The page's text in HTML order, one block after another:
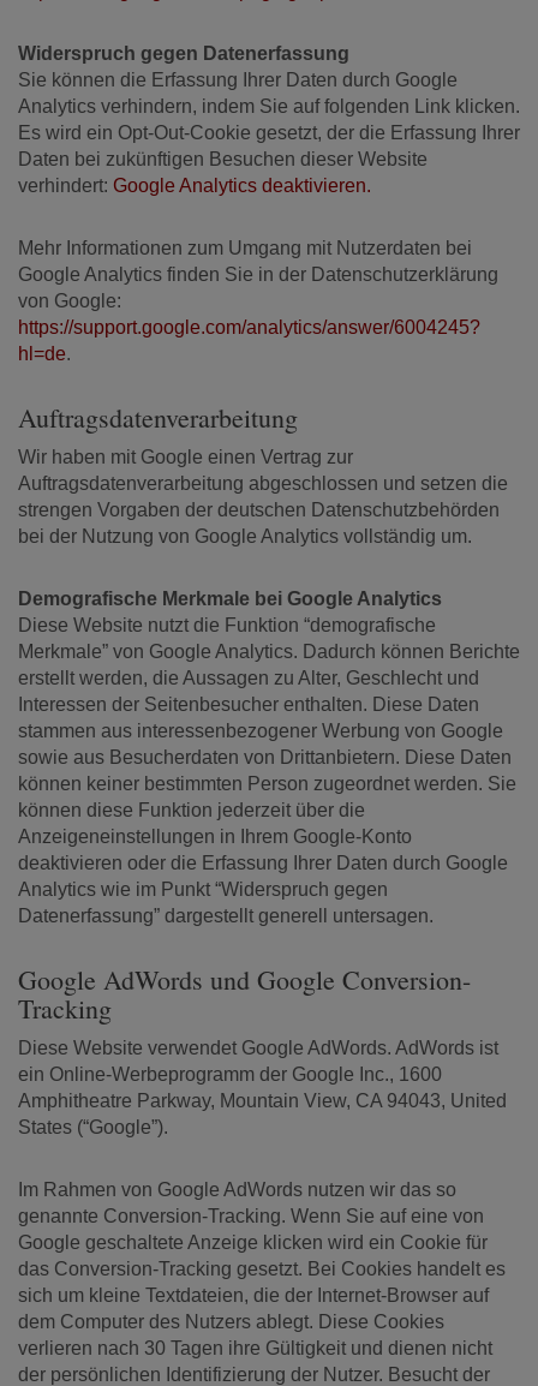
Widerspruch gegen Datenerfassung
Sie können die Erfassung Ihrer Daten durch Google
Analytics verhindern, indem Sie auf folgenden Link klicken.
Es wird ein Opt-Out-Cookie gesetzt, der die Erfassung Ihrer
Daten bei zukünftigen Besuchen dieser Website
verhindert: Google Analytics deaktivieren.
Mehr Informationen zum Umgang mit Nutzerdaten bei
Google Analytics finden Sie in der Datenschutzerklärung
von Google:
https://support.google.com/analytics/answer/6004245?
hl=de.
Auftragsdatenverarbeitung
Wir haben mit Google einen Vertrag zur
Auftragsdatenverarbeitung abgeschlossen und setzen die
strengen Vorgaben der deutschen Datenschutzbehörden
bei der Nutzung von Google Analytics vollständig um.
Demografische Merkmale bei Google Analytics
Diese Website nutzt die Funktion “demografische
Merkmale” von Google Analytics. Dadurch können Berichte
erstellt werden, die Aussagen zu Alter, Geschlecht und
Interessen der Seitenbesucher enthalten. Diese Daten
stammen aus interessenbezogener Werbung von Google
sowie aus Besucherdaten von Drittanbietern. Diese Daten
können keiner bestimmten Person zugeordnet werden. Sie
können diese Funktion jederzeit über die
Anzeigeneinstellungen in Ihrem Google-Konto
deaktivieren oder die Erfassung Ihrer Daten durch Google
Analytics wie im Punkt “Widerspruch gegen
Datenerfassung” dargestellt generell untersagen.
Google AdWords und Google Conversion-
Tracking
Diese Website verwendet Google AdWords. AdWords ist
ein Online-Werbeprogramm der Google Inc., 1600
Amphitheatre Parkway, Mountain View, CA 94043, United
States (“Google”).
Im Rahmen von Google AdWords nutzen wir das so
genannte Conversion-Tracking. Wenn Sie auf eine von
Google geschaltete Anzeige klicken wird ein Cookie für
das Conversion-Tracking gesetzt. Bei Cookies handelt es
sich um kleine Textdateien, die der Internet-Browser auf
dem Computer des Nutzers ablegt. Diese Cookies
verlieren nach 30 Tagen ihre Gültigkeit und dienen nicht
der persönlichen Identifizierung der Nutzer. Besucht der